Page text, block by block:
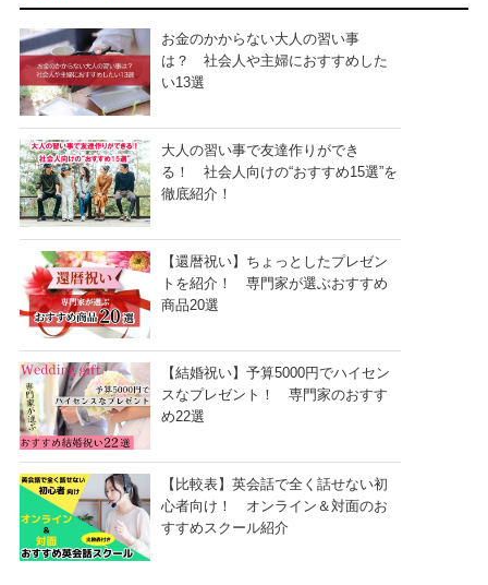
お金のかからない大人の習い事
は？ 社会人や主婦におすすめした
い13選
大人の習い事で友達作りができ
る！ 社会人向けの“おすすめ15選”を
徹底紹介！
【還暦祝い】ちょっとしたプレゼン
トを紹介！ 専門家が選ぶおすすめ
商品20選
【結婚祝い】予算5000円でハイセン
スなプレゼント！ 専門家のおすす
め22選
【比較表】英会話で全く話せない初
心者向け！ オンライン＆対面のお
すすめスクール紹介